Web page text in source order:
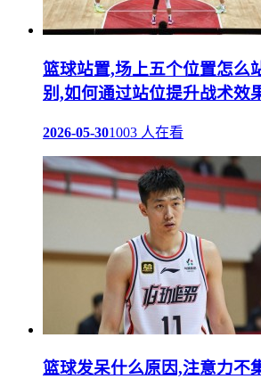
篮球站置,场上五个位置怎么
别,如何通过站位提升战术效
2026-05-301003 人在看
篮球发呆什么原因,注意力不